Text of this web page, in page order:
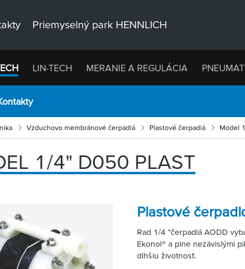
Priemyselný park HENNLICH
LIN-TECH MERANIE A REGULÁCIA
Vzduchovo membránové čerpadlá Plastové čerpadlá Model
1/4" D050 PLAST
Plastové
Rad 1/4 ”čerpadlá AODD
Ekonol® a plne nezávislými
dlhšiu životnosť.